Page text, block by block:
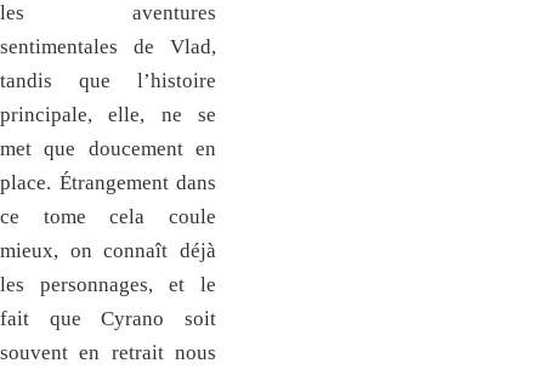
les aventures
sentimentales de Vlad,
tandis que l’histoire
principale, elle, ne se
met que doucement en
place. Étrangement dans
ce tome cela coule
mieux, on connaît déjà
les personnages, et le
fait que Cyrano soit
souvent en retrait nous